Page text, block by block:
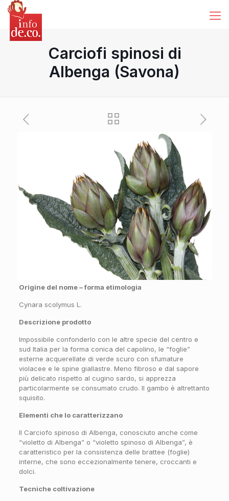
Carciofi spinosi di
Albenga (Savona)
Origine del nome – forma etimologia
Cynara scolymus L.
Descrizione prodotto
Impossibile confonderlo con le altre specie del centro e
sud Italia per la forma conica del capolino, le “foglie”
esterne acquerellate di verde scuro con sfumature
violacee e le spine giallastre. Meno fibroso e dal sapore
più delicato rispetto al cugino sardo, si apprezza
particolarmente se consumato crudo. Il gambo è altrettanto
squisito.
Elementi che lo caratterizzano
Il Carciofo spinoso di Albenga, conosciuto anche come
“violetto di Albenga” o “violetto spinoso di Albenga”, è
caratteristico per la consistenza delle brattee (foglie)
interne, che sono eccezionalmente tenere, croccanti e
dolci.
Tecniche coltivazione